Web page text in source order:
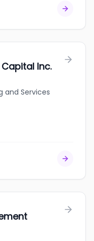
Inc.
and Services